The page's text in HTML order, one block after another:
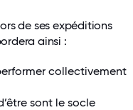
de ses expéditions
ainsi :
collectivement
sont le socle